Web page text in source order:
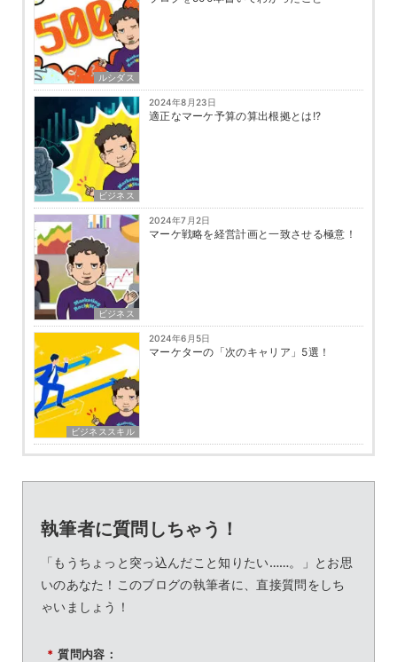
ルシダス
ビジネス
2024年8月23日
適正なマーケ予算の算出根拠とは!?
ビジネス
2024年7月2日
マーケ戦略を経営計画と一致させる極意！
ビジネススキル
2024年6月5日
マーケターの「次のキャリア」5選！
執筆者に質問しちゃう！
「もうちょっと突っ込んだこと知りたい……。」とお思
いのあなた！このブログの執筆者に、直接質問をしち
ゃいましょう！
* 質問内容：